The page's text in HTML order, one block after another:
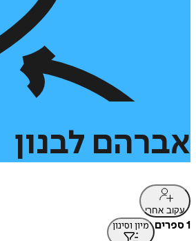
אברהם לבנון
עקוב אחרי
1 ספרים מיון וסינון